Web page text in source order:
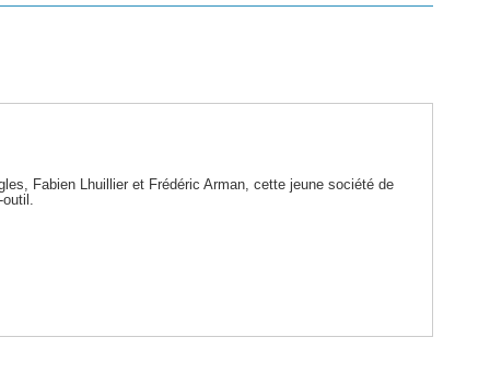
Fabien Lhuillier et Frédéric Arman, cette jeune société de